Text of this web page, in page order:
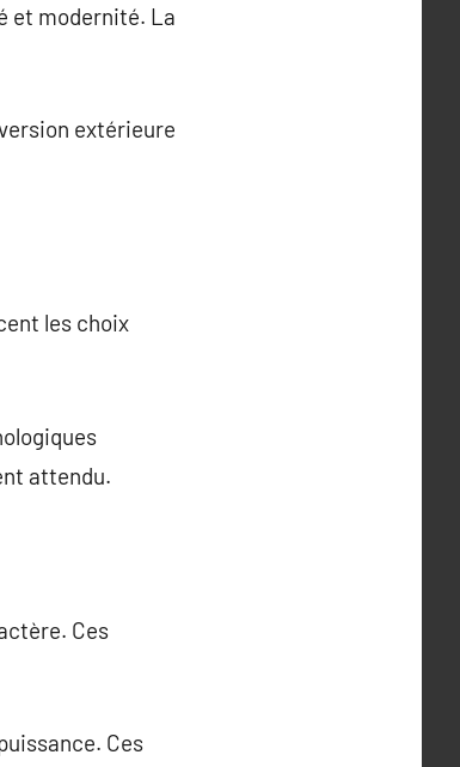
et modernité. La
extérieure
les choix
attendu.
Ces
Ces